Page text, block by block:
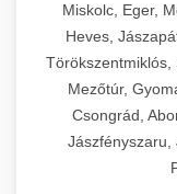
Miskolc, Eger,
Heves,
Törökszentmiklós,
Mezőtúr,
Csongrád,
Jászfényszaru,